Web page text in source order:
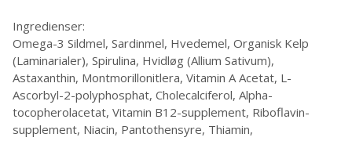
Ingredienser:
Omega-3 Sildmel, Sardinmel, Hvedemel, Organisk Kelp
(Laminarialer), Spirulina, Hvidløg (Allium Sativum),
Astaxanthin, Montmorillonitlera, Vitamin A Acetat, L-
Ascorbyl-2-polyphosphat, Cholecalciferol, Alpha-
tocopherolacetat, Vitamin B12-supplement, Riboflavin-
supplement, Niacin, Pantothensyre, Thiamin,